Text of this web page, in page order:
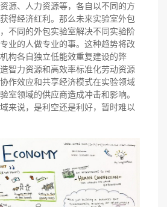
源、人力资源等，各自以不同的方
得经济红利。那么未来实验室外包
不同的外包实验室解决不同实验阶
业的人做专业的事。这种趋势将改
构各自独立低能效重复建设的弊
智力资源和高效率标准化劳动资源
作效应和共享经济模式在实验领域
室领域的供应商造成冲击和影响。
来说，是利空还是利好，暂时难以